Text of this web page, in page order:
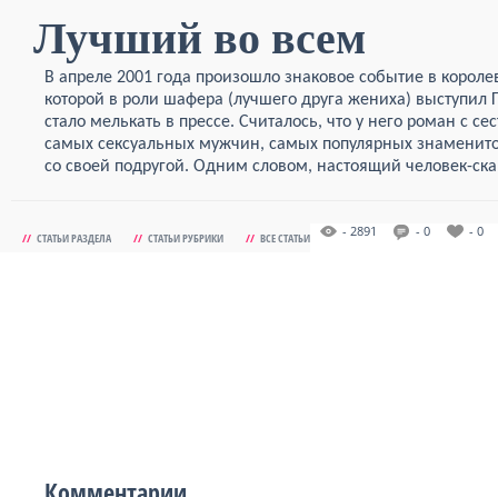
Лучший во всем
В апреле 2001 года произошло знаковое событие в
которой в роли шафера (лучшего друга жениха) выступил
стало мелькать в прессе. Считалось, что у него роман с
самых сексуальных мужчин, самых популярных
со своей подругой. Одним словом, настоящий человек-
// СТАТЬИ РАЗДЕЛА // СТАТЬИ РУБРИКИ // ВСЕ СТАТЬИ - 2891 - 0 - 0